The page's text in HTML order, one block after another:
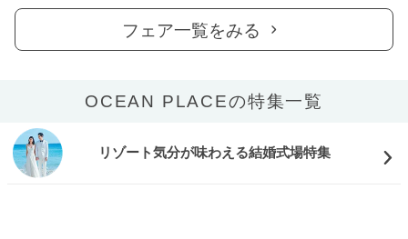
フェア一覧をみる
OCEAN PLACEの特集一覧
リゾート気分が味わえる結婚式場特集